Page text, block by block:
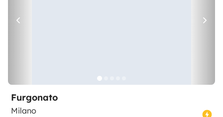
Furgonato
Milano